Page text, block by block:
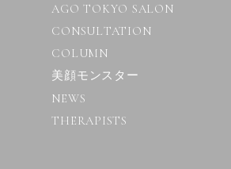
AGO TOKYO SALON
CONSULTATION
COLUMN
美顔モンスター
NEWS
THERAPISTS